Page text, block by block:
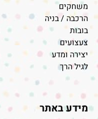
משחקים
הרכבה / בניה
בובות
צעצועים
יצירה ומדע
לגיל הרך
מידע באתר